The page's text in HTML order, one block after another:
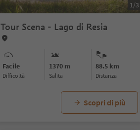
1/3
Tour Scena - Lago di Resia
Facile
Difficoltà
1370 m
Salita
88.5 km
distanza
Scopri di più